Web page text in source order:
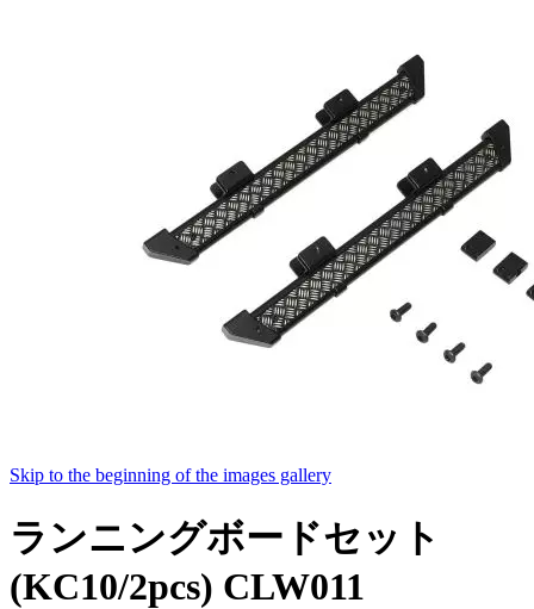
Skip to the beginning of the images gallery
ランニングボードセット
(KC10/2pcs) CLW011